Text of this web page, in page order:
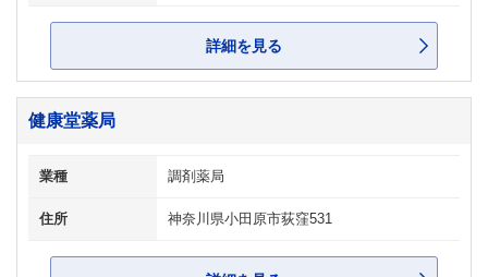
詳細を見る
健康堂薬局
業種 調剤薬局
住所 神奈川県小田原市荻窪531